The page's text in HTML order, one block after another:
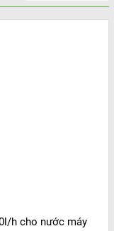
h cho nước máy